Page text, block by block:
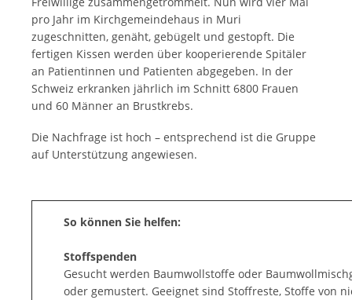
pro Jahr im Kirchgemeindehaus in Muri
zugeschnitten, genäht, gebügelt und gestopft. Die
fertigen Kissen werden über kooperierende Spitäler
an Patientinnen und Patienten abgegeben. In der
Schweiz erkranken jährlich im Schnitt 6800 Frauen
und 60 Männer an Brustkrebs.
Die Nachfrage ist hoch – entsprechend ist die Gruppe
auf Unterstützung angewiesen.
So können Sie helfen:
Stoffspenden
Gesucht werden Baumwollstoffe oder
oder gemustert. Geeignet sind Stoffreste, Stoffe von